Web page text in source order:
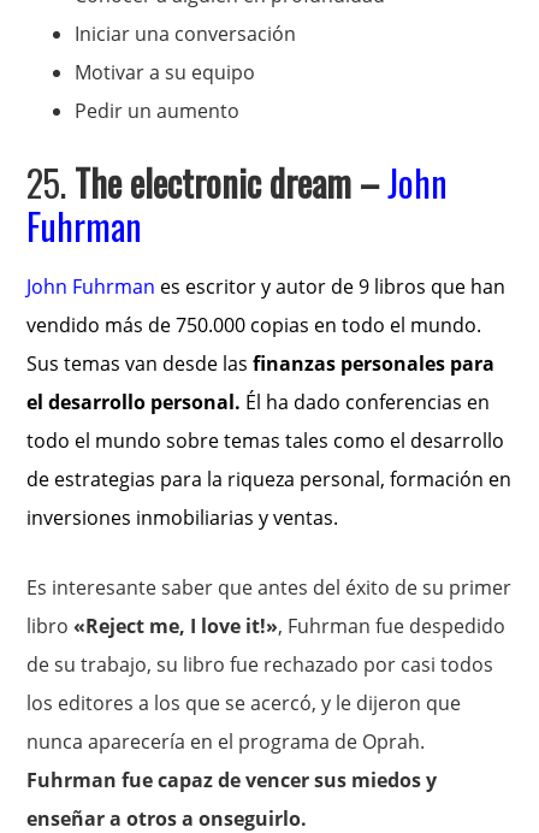
Iniciar una conversación
Motivar a su equipo
Pedir un aumento
25.The electronic dream–John
Fuhrman
John Fuhrman es escritor y autor de 9 libros que han
vendido más de 750.000 copias en todo el mundo.
Sus temas van desde lasfinanzas personales para
el desarrollo personal. Él ha dado conferencias en
todo el mundo sobre temas tales como el desarrollo
de estrategias para la riqueza personal, formación en
inversiones inmobiliarias y ventas.
Es interesante saber que antes del éxito de su primer
libro«Reject me, I love it!», Fuhrman fue despedido
de su trabajo, su libro fue rechazado por casi todos
los editores a los que se acercó, y le dijeron que
nunca aparecería en el programa de Oprah.
Fuhrman fue capaz de vencer sus miedos y
enseñar a otros a onseguirlo.